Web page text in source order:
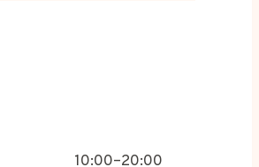
10:00–20:00